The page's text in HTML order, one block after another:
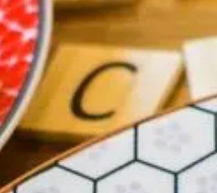
de
votre navigation et de vous
service possible, nous utilisons
améliorer le site aux besoins des